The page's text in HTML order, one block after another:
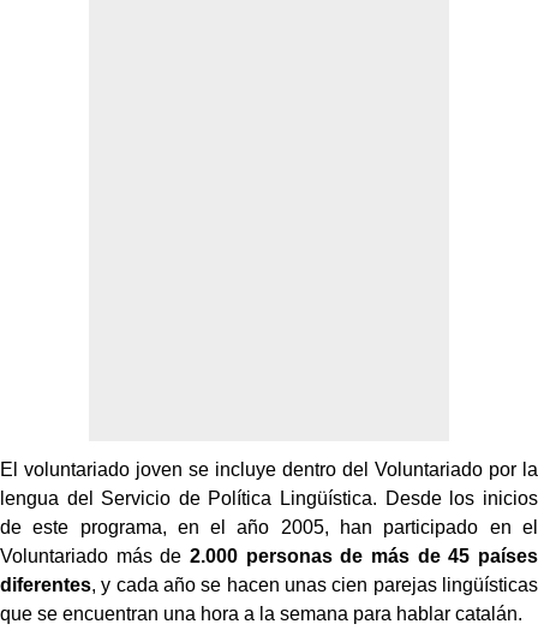
El voluntariado joven se incluye dentro del Voluntariado por la
lengua del Servicio de Política Lingüística. Desde los inicios
de este programa, en el año 2005, han participado en el
Voluntariado más de 2.000 personas de más de 45 países
diferentes, y cada año se hacen unas cien parejas lingüísticas
que se encuentran una hora a la semana para hablar catalán.